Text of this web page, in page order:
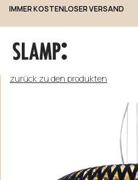
IMMER KOSTENLOSER VERSAND
Produkt suchen
zurück zu den produkten